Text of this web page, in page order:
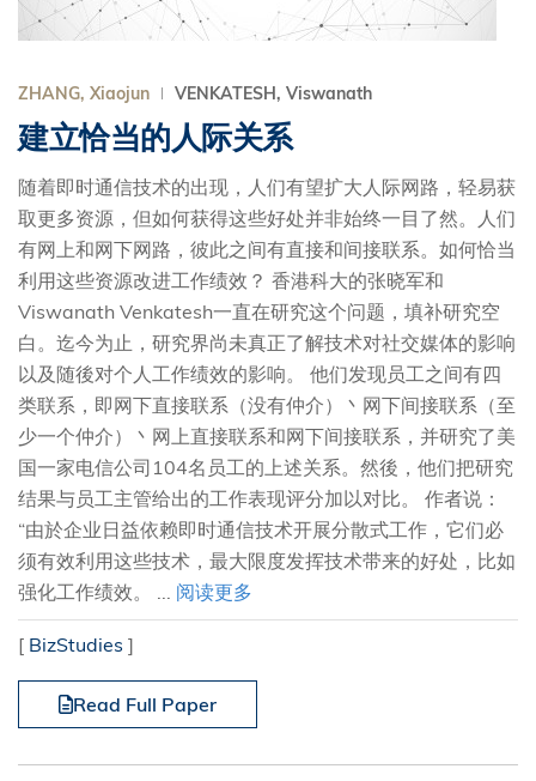
ZHANG, Xiaojun VENKATESH, Viswanath
建立恰当的人际关系
随着即时通信技术的出现，人们有望扩大人际网路，轻易获
取更多资源，但如何获得这些好处并非始终一目了然。人们
有网上和网下网路，彼此之间有直接和间接联系。如何恰当
利用这些资源改进工作绩效？ 香港科大的张晓军和
Viswanath Venkatesh一直在研究这个问题，填补研究空
白。迄今为止，研究界尚未真正了解技术对社交媒体的影响
以及随後对个人工作绩效的影响。 他们发现员工之间有四
类联系，即网下直接联系（没有仲介）丶网下间接联系（至
少一个仲介）丶网上直接联系和网下间接联系，并研究了美
国一家电信公司104名员工的上述关系。然後，他们把研究
结果与员工主管给出的工作表现评分加以对比。 作者说：
“由於企业日益依赖即时通信技术开展分散式工作，它们必
须有效利用这些技术，最大限度发挥技术带来的好处，比如
强化工作绩效。 ... 阅读更多
[ BizStudies ]
Read Full Paper